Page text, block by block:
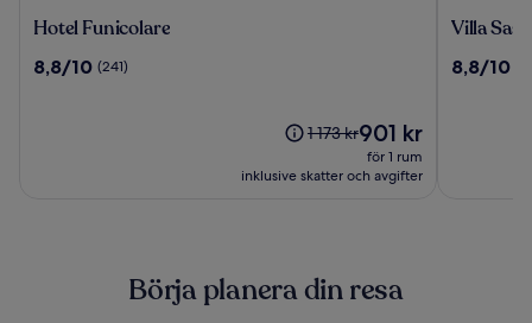
Hotel
Hotel Funicolare
8.8
8,8/10 (241)
Priset
1 173 kr,
standardpris.
1 173 krPriset
är
901 kr
901 kr
för 1 rum
inklusive skatter och avgifter
Villa
Villa
8.8
8,8/10
Börja planera din resa